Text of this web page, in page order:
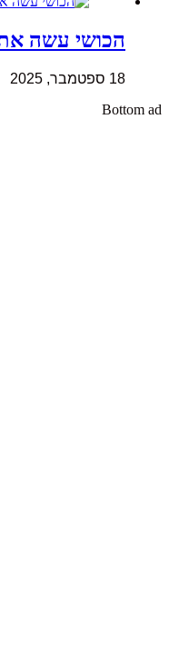
הכושי עשה
18 ספטמבר, 2025
Bottom ad